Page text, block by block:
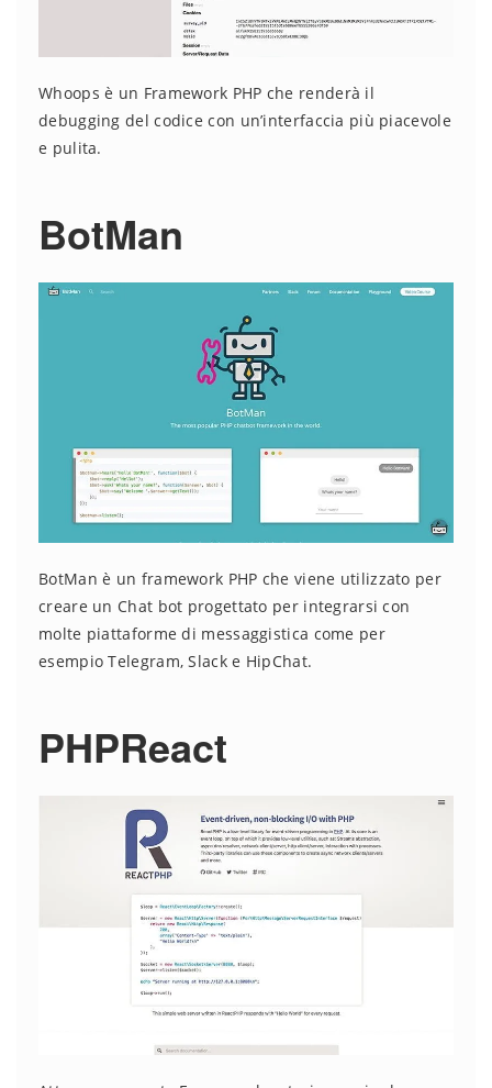
Whoops è un Framework PHP che renderà il
debugging del codice con un’interfaccia più piacevole
e pulita.
BotMan
BotMan è un framework PHP che viene utilizzato per
creare un Chat bot progettato per integrarsi con
molte piattaforme di messaggistica come per
esempio Telegram, Slack e HipChat.
PHPReact